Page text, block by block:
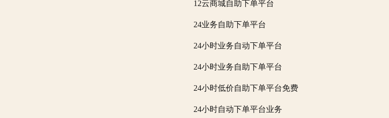
12云商城自助下单平台
24业务自助下单平台
24小时业务自动下单平台
24小时业务自助下单平台
24小时低价自助下单平台免费
24小时自动下单平台业务